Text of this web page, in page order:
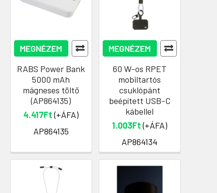
MEGNÉZEM
RABS Power Bank
5000 mAh
mágneses töltő
(AP864135)
4.417Ft(+ÁFA)
AP864135
MEGNÉZEM
60 W-os RPET
mobiltartós
csuklópánt
beépített USB-C
kábellel
1.003Ft(+ÁFA)
AP864134